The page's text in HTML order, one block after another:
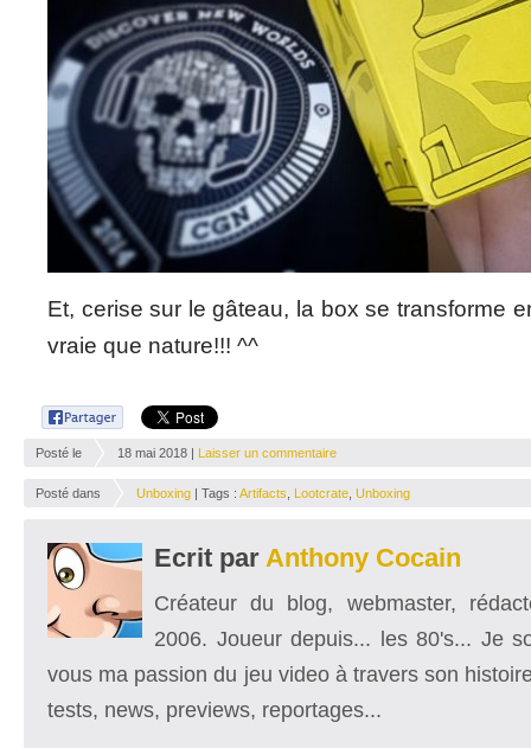
Et, cerise sur le gâteau, la box se transforme
vraie que nature!!! ^^
Posté le 18 mai 2018 | Laisser un commentaire
Posté dans Unboxing | Tags : Artifacts Lootcrate Unboxing
Ecrit par Anthony Cocain
Créateur du blog, webmaster,
2006. Joueur depuis... les 80's... Je
vous ma passion du jeu video à travers son
tests, news, previews, reportages...